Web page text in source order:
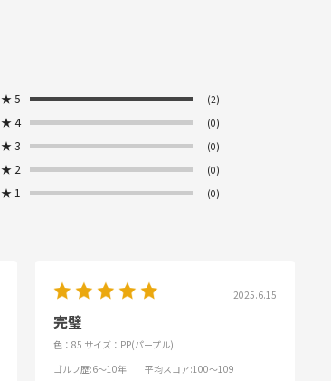
★5 (2)
★4 (0)
★3 (0)
★ 2 (0)
★ 1 (0)
2025.6.15
完璧
色：85 サイズ：PP(パープル)
ゴルフ歴:6～10年 平均スコア:100～109